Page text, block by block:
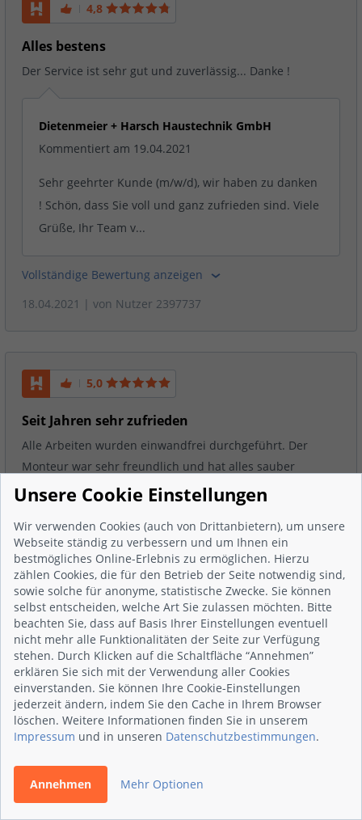
4,8
Alles bestens
Der Service ist sehr gut und zuverlässig... Danke !
Dietenmeier + Harsch Haustechnik GmbH
Kommentiert am 19.04.2021
Sehr geehrter Kunde (m/w/d), wir haben zu danken
! Schön, dass Sie voll und ganz zufrieden sind. Viele
Grüße, Ihr Team v...
Vollständige Bewertung anzeigen
18.04.2021 | von Nutzer 2397737
5,0
Seit Jahren sehr zufrieden
Alle Arbeiten wurden einwandfrei durchgeführt. Der
Monteur war sehr freundlich und hat alles sauber
hinterlassen. Die Heizung läuft.
Dietenmeier + Harsch Haustechnik GmbH
Kommentiert am 29.03.2021
Sehr geehrter Herr Opfergeld, wir bedanken uns
vielmals für Ihre tolle Bewertung und Ihre
langjährige Treue als Stammkun...
Vollständige Bewertung anzeigen
29.03.2021| vonHerr Opfergeld
Unsere Cookie Einstellungen
Wir verwenden Cookies (auch von Drittanbietern), um unsere
Webseite ständig zu verbessern und um Ihnen ein
bestmögliches Online-Erlebnis zu ermöglichen. Hierzu
zählen Cookies, die für den Betrieb der Seite notwendig sind,
sowie solche für anonyme, statistische Zwecke. Sie können
selbst entscheiden, welche Art Sie zulassen möchten. Bitte
beachten Sie, dass auf Basis Ihrer Einstellungen eventuell
nicht mehr alle Funktionalitäten der Seite zur Verfügung
stehen. Durch Klicken auf die Schaltfläche “Annehmen”
erklären Sie sich mit der Verwendung aller Cookies
einverstanden. Sie können Ihre Cookie-Einstellungen
jederzeit ändern, indem Sie den Cache in Ihrem Browser
löschen. Weitere Informationen finden Sie in unserem
Impressum und in unseren Datenschutzbestimmungen.
Annehmen Mehr Optionen